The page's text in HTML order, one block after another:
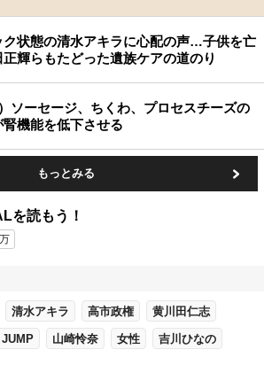
ク状態の清水アキラに心配の声…子供を亡
正輝らもたどった遺族ケアの道のり
ソーセージ、ちくわ、プロセスチーズの
機能を低下させる
もっとみる
を読もう！
清水アキラ 高市政権 黄川田仁志
山崎怜奈 女性 吉川ひなの